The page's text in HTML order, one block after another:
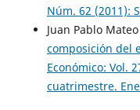
Núm. 62 (2011):
Juan Pablo
composición del
Económico: Vol.
cuatrimestre.